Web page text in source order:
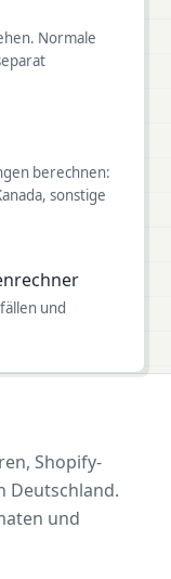
Normale
berechnen:
sonstige
und
Shopify-
Deutschland.
und